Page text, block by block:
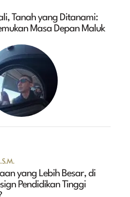
Tanah yang Ditanami:
Masa Depan Maluk
yang Lebih Besar, di
Pendidikan Tinggi